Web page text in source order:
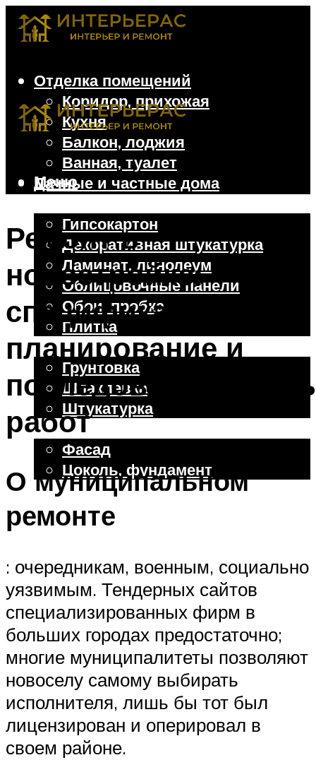
Отделка помещений
Коридор, прихожая
Кухня
Балкон, лоджия
Ванная, туалет
Дачные и частные дома
Гипсокартон
Декоративная штукатурка
Ламинат, линолеум
Облицовочные панели
Обои, пробка
Плитка
Отделочные работы
Грунтовка
Шпаклевка
Штукатурка
Внешняя отделка
Фасад
Цоколь, фундамент
Меню
Меню
Ремонт в
новостройке:
специфика,
планирование и
последовательность
работ
О муниципальном
ремонте
: очередникам, военным, социально
уязвимым. Тендерных сайтов
специализированных фирм в
больших городах предостаточно;
многие муниципалитеты позволяют
новоселу самому выбирать
исполнителя, лишь бы тот был
лицензирован и оперировал в
своем районе.